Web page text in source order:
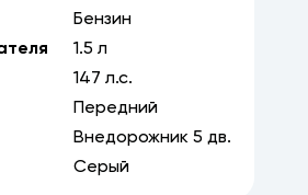
Бензин
1.5 л
147 л.с.
Передний
Внедорожник 5 дв.
Серый